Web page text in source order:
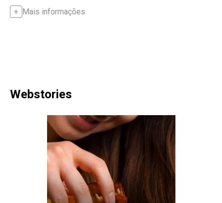
Mais informações
Webstories